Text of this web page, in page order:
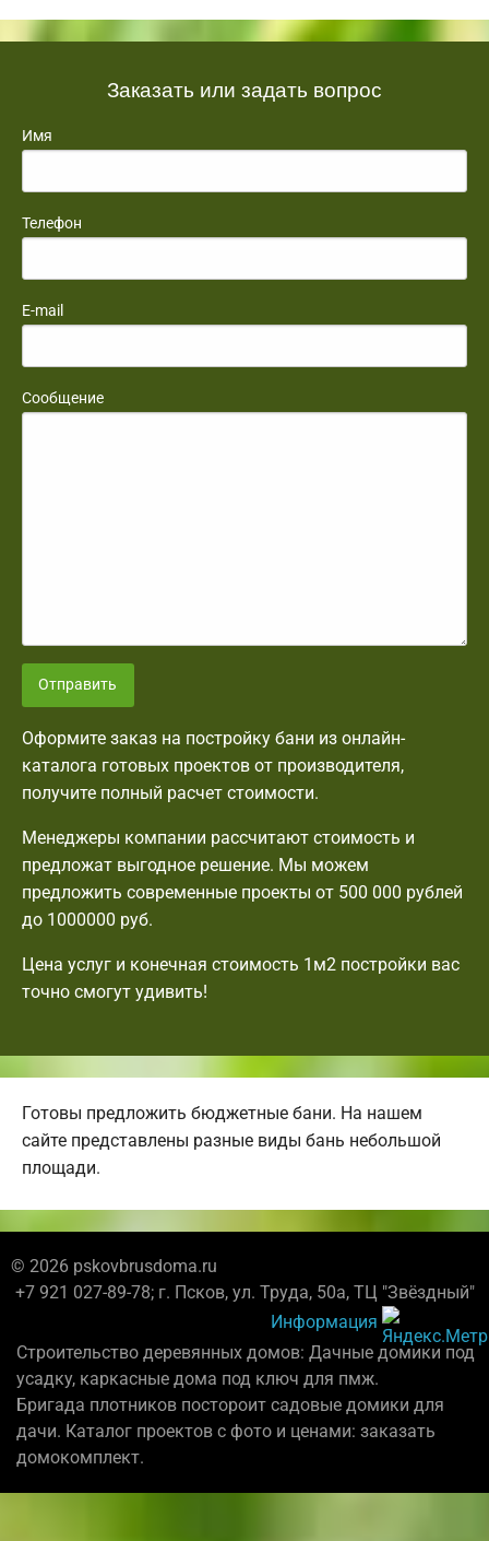
Заказать или задать вопрос
Имя
Телефон
E-mail
Сообщение
Отправить
Оформите заказ на постройку бани из онлайн-
каталога готовых проектов от производителя,
получите полный расчет стоимости.
Менеджеры компании рассчитают стоимость и
предложат выгодное решение. Мы можем
предложить современные проекты от 500 000 рублей
до 1000000 руб.
Цена услуг и конечная стоимость 1м2 постройки вас
точно смогут удивить!
Готовы предложить бюджетные бани. На нашем
сайте представлены разные виды бань небольшой
площади.
© 2026 pskovbrusdoma.ru
+7 921 027-89-78; г. Псков, ул. Труда, 50а, ТЦ "Звёздный"
Информация
Строительство деревянных домов: Дачные домики под
усадку, каркасные дома под ключ для пмж.
Бригада плотников постороит садовые домики для
дачи. Каталог проектов с фото и ценами: заказать
домокомплект.